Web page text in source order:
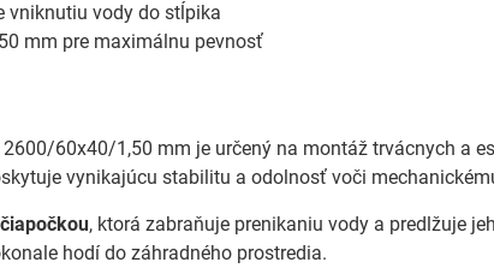
vniknutiu vody do stĺpika
mm pre maximálnu pevnosť
60x40/1,50 mm je určený na montáž trvácnych a
vynikajúcu stabilitu a odolnosť voči
, ktorá zabraňuje prenikaniu vody a predlžuje
hodí do záhradného prostredia.